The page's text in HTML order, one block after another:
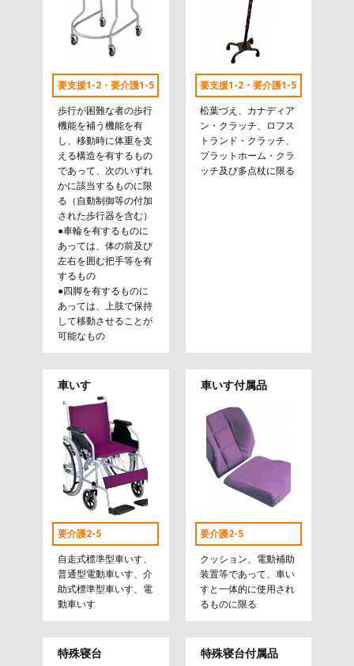
要支援1-2・要介護1-5
歩行が困難な者の歩行
機能を補う機能を有
し、移動時に体重を支
える構造を有するもの
であって、次のいずれ
かに該当するものに限
る（自動制御等の付加
された歩行器を含む）
●車輪を有するものに
あっては、体の前及び
左右を囲む把手等を有
するもの
●四脚を有するものに
あっては、上肢で保持
して移動させることが
可能なもの
要支援1-2・要介護1-5
松葉づえ、カナディア
ン・クラッチ、ロフス
トランド・クラッチ、
プラットホーム・クラ
ッチ及び多点杖に限る
車いす
要介護2-5
自走式標準型車いす、
普通型電動車いす、介
助式標準型車いす、電
動車いす
車いす付属品
要介護2-5
クッション、電動補助
装置等であって、車い
すと一体的に使用され
るものに限る
特殊寝台 特殊寝台付属品